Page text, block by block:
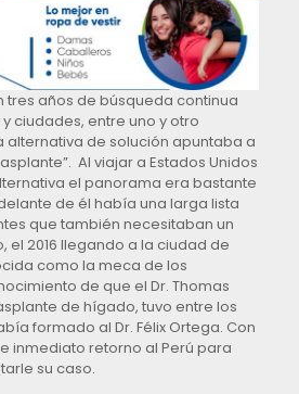
tres años de búsqueda continua
ciudades, entre uno y otro
de solución apuntaba a
Al viajar a Estados Unidos
el panorama era bastante
de él había una larga lista
que también necesitaban un
el 2016 llegando a la ciudad de
como la meca de los
de que el Dr. Thomas
de hígado, tuvo entre los
formado al Dr. Félix Ortega. Con
inmediato retorno al Perú para
su caso.